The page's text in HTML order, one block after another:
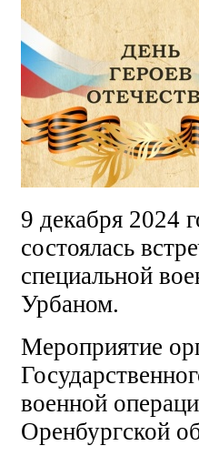
9 декабря 2024
состоялась
специальной
Урбаном.
Мероприятие
военной
Оренбургской